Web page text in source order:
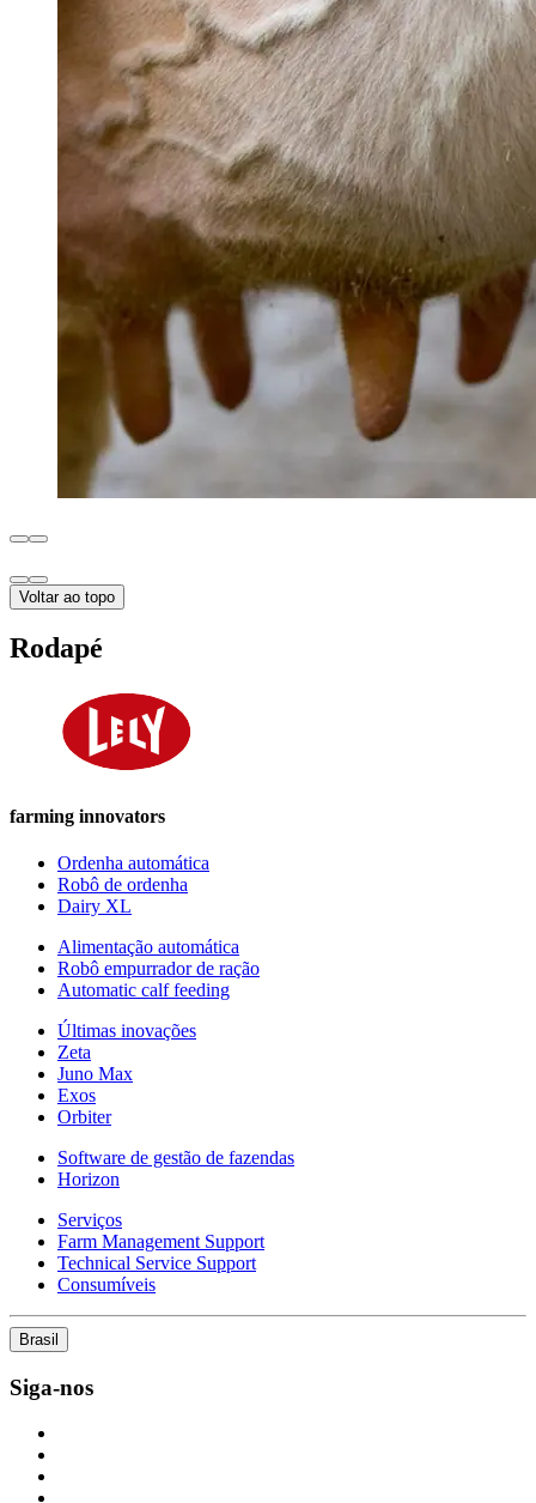
Voltar ao topo
Rodapé
farming innovators
Ordenha automática
Robô de ordenha
Dairy XL
Alimentação automática
Robô empurrador de ração
Automatic calf feeding
Últimas inovações
Zeta
Juno Max
Exos
Orbiter
Software de gestão de fazendas
Horizon
Serviços
Farm Management Support
Technical Service Support
Consumíveis
Brasil
Siga-nos